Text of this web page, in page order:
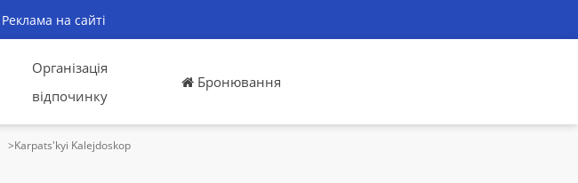
Реклама на сайті
Організація
відпочинку
Бронювання
Karpats'kyi Kalejdoskop